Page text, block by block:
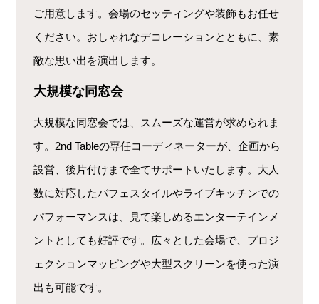
ご用意します。会場のセッティングや装飾もお任せ
ください。おしゃれなデコレーションとともに、素
敵な思い出を演出します。
大規模な同窓会
大規模な同窓会では、スムーズな運営が求められま
す。2nd Tableの専任コーディネーターが、企画から
設営、後片付けまで全てサポートいたします。大人
数に対応したバフェスタイルやライブキッチンでの
パフォーマンスは、見て楽しめるエンターテインメ
ントとしても好評です。広々とした会場で、プロジ
ェクションマッピングや大型スクリーンを使った演
出も可能です。